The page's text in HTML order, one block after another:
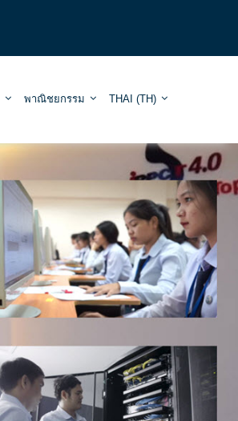
พาณิชยกรรม THAI ‎(TH)‎